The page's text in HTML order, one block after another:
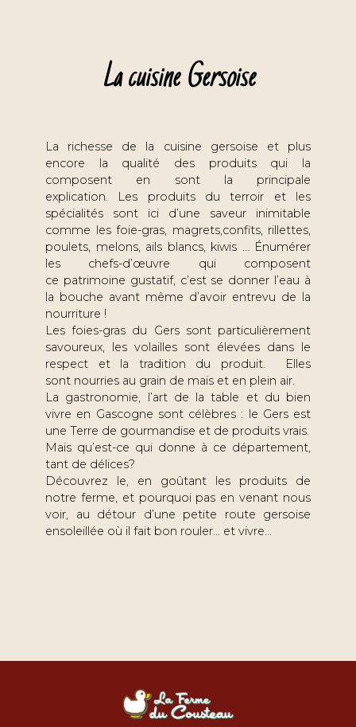
La cuisine Gersoise
La richesse de la cuisine gersoise et plus
encore la qualité des produits qui la
composent en sont la principale
explication. Les produits du terroir et les
spécialités sont ici d’une saveur inimitable
comme les foie-gras, magrets,confits, rillettes,
poulets, melons, ails blancs, kiwis … Énumérer
les chefs-d’œuvre qui composent
ce patrimoine gustatif, c’est se donner l’eau à
la bouche avant même d’avoir entrevu de la
nourriture !
Les foies-gras du Gers sont particulièrement
savoureux, les volailles sont élevées dans le
respect et la tradition du produit. Elles
sont nourries au grain de maïs et en plein air.
La gastronomie, l’art de la table et du bien
vivre en Gascogne sont célèbres : le Gers est
une Terre de gourmandise et de produits vrais.
Mais qu’est-ce qui donne à ce département,
tant de délices?
Découvrez le, en goûtant les produits de
notre ferme, et pourquoi pas en venant nous
voir, au détour d’une petite route gersoise
ensoleillée où il fait bon rouler… et vivre…